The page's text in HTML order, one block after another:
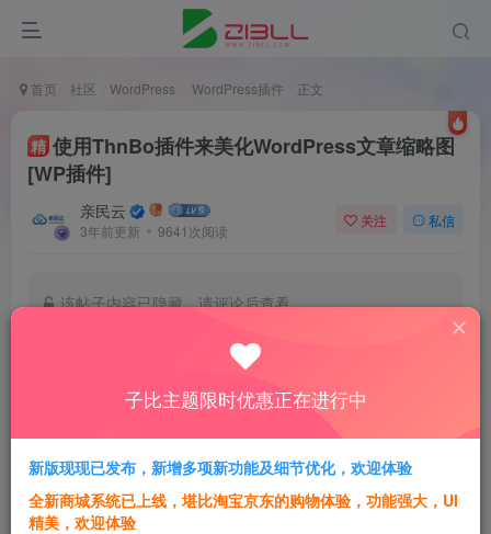
首页 社区 WordPress WordPress插件 正文
精 使用ThnBo插件来美化WordPress文章缩略图
[WP插件]
亲民云
3年前更新 9641次阅读
关注 私信
该帖子内容已隐藏，请评论后查看
登录后继续评论
登录
子比主题美化教程 zibll 主题美化教程
子比主题限时优惠正在进行中
新版现现已发布，新增多项新功能及细节优化，欢迎体验
全新商城系统已上线，堪比淘宝京东的购物体验，功能强大，UI
精美，欢迎体验